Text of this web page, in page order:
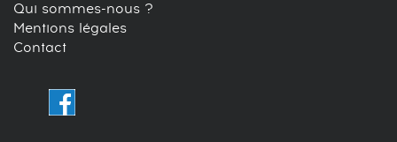
Qui sommes-nous ?
Mentions légales
Contact